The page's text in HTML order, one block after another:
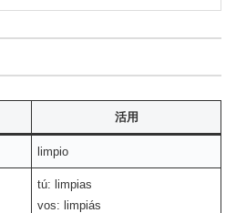
活用
limpio
tú: limpias
vos: limpiás